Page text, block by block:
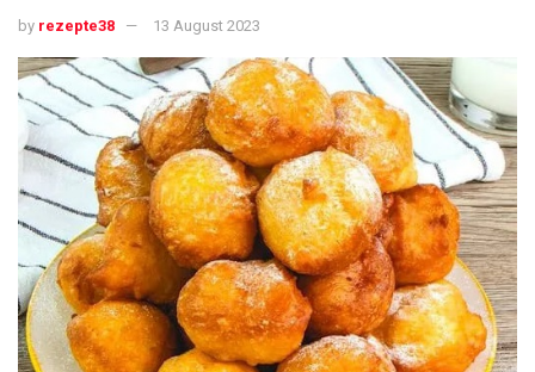
by rezepte38 13 August 2023